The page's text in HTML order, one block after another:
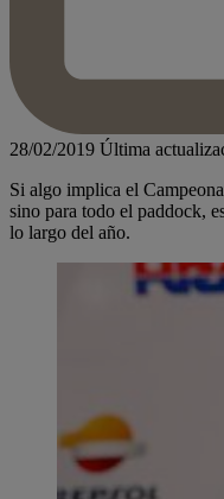
28/02/2019 Última
Si algo implica el
sino para todo el paddock,
lo largo del año.